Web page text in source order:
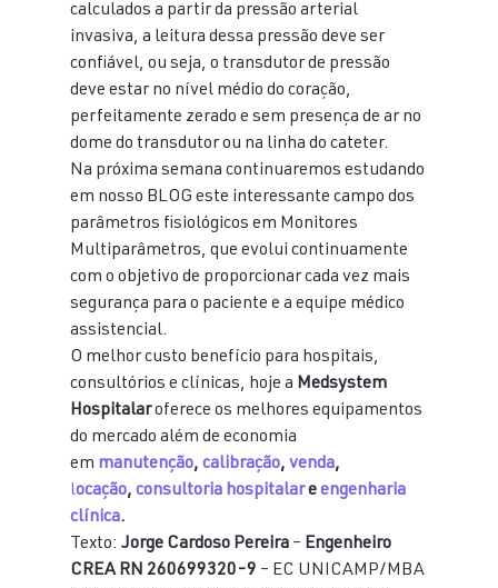
calculados a partir da pressão arterial
invasiva, a leitura dessa pressão deve ser
confiável, ou seja, o transdutor de pressão
deve estar no nível médio do coração,
perfeitamente zerado e sem presença de ar no
dome do transdutor ou na linha do cateter.
Na próxima semana continuaremos estudando
em nosso BLOG este interessante campo dos
parâmetros fisiológicos em Monitores
Multiparâmetros, que evolui continuamente
com o objetivo de proporcionar cada vez mais
segurança para o paciente e a equipe médico
assistencial.
O melhor custo benefício para hospitais,
consultórios e clínicas, hoje a Medsystem
Hospitalar oferece os melhores equipamentos
do mercado além de economia
em manutenção, calibração, venda,
locação, consultoria hospitalar e engenharia
clínica.
Texto: Jorge Cardoso Pereira – Engenheiro
CREA RN 260699320-9 – EC UNICAMP/MBA